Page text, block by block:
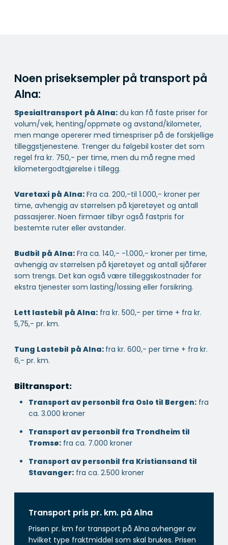
Noen priseksempler på transport på
Alna:
Spesialtransport på Alna: du kan få faste priser for
volum/vek, henting/oppmøte og avstand/kilometer,
men mange opererer med timespriser på de forskjellige
tilleggstjenestene. Trenger du følgebil koster det som
regel fra kr. 750,- per time, men du må regne med
kilometergodtgjørelse i tillegg.
Varetaxi på Alna: Fra ca. 200,-til 1.000,- kroner per
time, avhengig av størrelsen på kjøretøyet og antall
passasjerer. Noen firmaer tilbyr også fastpris for
bestemte ruter eller avstander.
Budbil på Alna: Fra ca. 140,- -1.000,- kroner per time,
avhengig av størrelsen på kjøretøyet og antall sjåfører
som trengs. Det kan også være tilleggskostnader for
ekstra tjenester som lasting/lossing eller forsikring.
Lett lastebil på Alna: fra kr. 500,- per time + fra kr.
5,75,- pr. km.
Tung Lastebil på Alna: fra kr. 600,- per time + fra kr.
6,- pr. km.
Biltransport:
Transport av personbil fra Oslo til Bergen: fra
ca. 3.000 kroner
Transport av personbil fra Trondheim til
Tromsø: fra ca. 7.000 kroner
Transport av personbil fra Kristiansand til
Stavanger: fra ca. 2.500 kroner
Transport pris pr. km. på Alna
Prisen pr. km for transport på Alna avhenger av
hvilket type fraktmiddel som skal brukes. Prisen